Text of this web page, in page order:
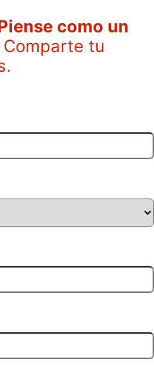
como un
Comparte tu